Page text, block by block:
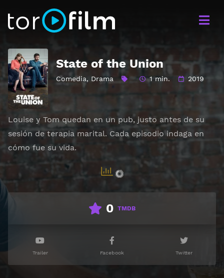
State of the Union
Comedia, Drama 1 min. 2019
Louise y Tom quedan en un pub, justo antes de su
sesión de terapia marital. Cada episodio indaga en
cómo fue su vida.
0 TMDB
Trailer Facebook Twitter